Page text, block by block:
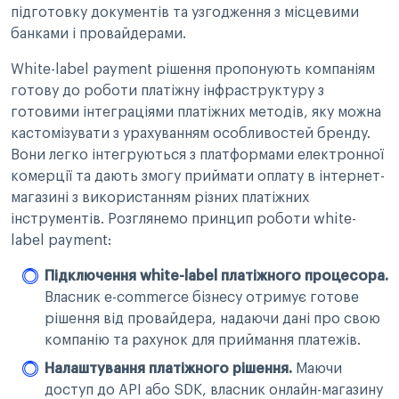
підготовку документів та узгодження з місцевими
банками і провайдерами.
White-label payment рішення пропонують компаніям
готову до роботи платіжну інфраструктуру з
готовими інтеграціями платіжних методів, яку можна
кастомізувати з урахуванням особливостей бренду.
Вони легко інтегруються з платформами електронної
комерції та дають змогу приймати оплату в інтернет-
магазині з використанням різних платіжних
інструментів. Розглянемо принцип роботи white-
label payment:
Підключення white-label платіжного процесора.
Власник e-commerce бізнесу отримує готове
рішення від провайдера, надаючи дані про свою
компанію та рахунок для приймання платежів.
Налаштування платіжного рішення. Маючи
доступ до API або SDK, власник онлайн-магазину